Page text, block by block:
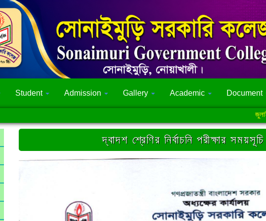
Student Admission Gallery Academic Document
জুলাই
দ্বাদশ শ্রেণির নির্বাচনি পরীক্ষার